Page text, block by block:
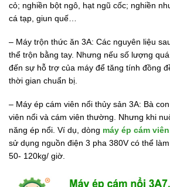
cỏ; nghiền bột ngô, hạt ngũ cốc; nghiền
cá tạp, giun quế…
– Máy trộn thức ăn 3A: Các nguyên liệu
thể trộn bằng tay. Nhưng nếu số lượng
đến sự hỗ trợ của máy để tăng tính đồng
thời gian chuẩn bị.
– Máy ép cám viên nổi thủy sản 3A: Bà
viên nổi và cám viên thường. Nhưng khi
năng ép nổi. Ví dụ, dòng máy ép cám
sử dụng nguồn điện 3 pha 380V có thể
50- 120kg/ giờ.